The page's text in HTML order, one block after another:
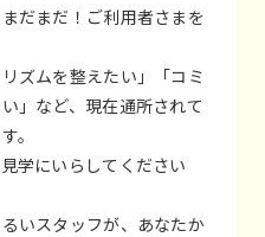
だまだ！ご利用者さまを
ズムを整えたい」「コミ
」など、現在通所されて
。
学にいらしてください
いスタッフが、あなたか